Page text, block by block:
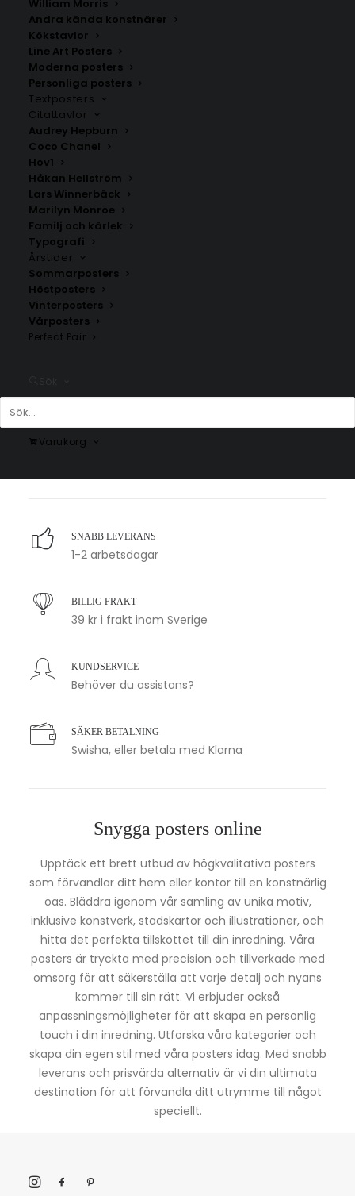
William Morris
Andra kända konstnärer
Kökstavlor
Line Art Posters
Moderna posters
Personliga posters
Textposters
Citattavlor
Audrey Hepburn
Coco Chanel
Hov1
Håkan Hellström
Lars Winnerbäck
Marilyn Monroe
Familj och kärlek
Typografi
Årstider
Sommarposters
Höstposters
Vinterposters
Vårposters
Perfect Pair
Varukorg
Poster med bokstaven W –
Fr.99.00kr
Fr.99.00
SNABB LEVERANS
1-2 arbetsdagar
BILLIG FRAKT
39 kr i frakt inom Sverige
KUNDSERVICE
Behöver du assistans?
SÄKER BETALNING
Swisha, eller betala med Klarna
Snygga posters online
Upptäck ett brett utbud av högkvalitativa posters
som förvandlar ditt hem eller kontor till en konstnärlig
oas. Bläddra igenom vår samling av unika motiv,
inklusive konstverk, stadskartor och illustrationer, och
hitta det perfekta tillskottet till din inredning. Våra
posters är tryckta med precision och tillverkade med
omsorg för att säkerställa att varje detalj och nyans
kommer till sin rätt. Vi erbjuder också
anpassningsmöjligheter för att skapa en personlig
touch i din inredning. Utforska våra kategorier och
skapa din egen stil med våra posters idag. Med snabb
leverans och prisvärda alternativ är vi din ultimata
destination för att förvandla ditt utrymme till något
speciellt.